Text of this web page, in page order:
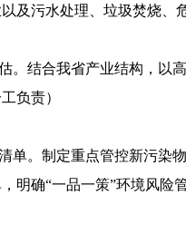
及污水处理、垃圾焚烧
。结合我省产业结构，以
负责）
单。制定重点管控新污染
明确“一品一策”环境风